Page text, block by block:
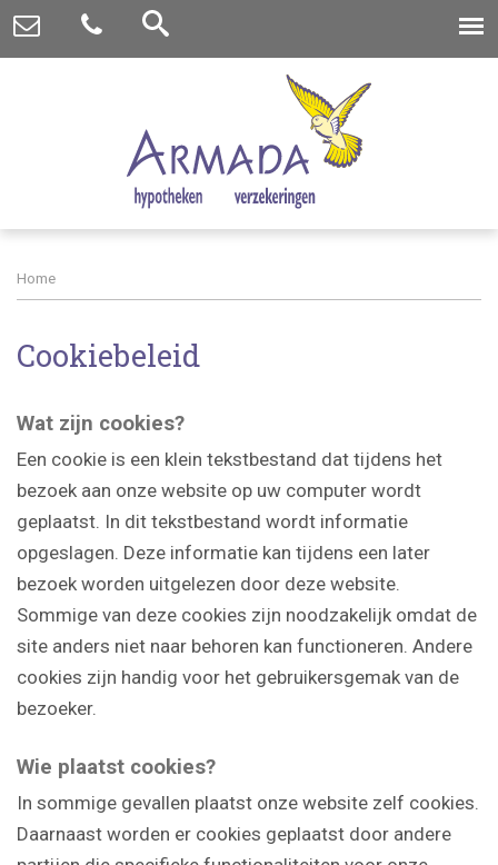
Home
Cookiebeleid
Wat zijn cookies?
Een cookie is een klein tekstbestand dat tijdens het
bezoek aan onze website op uw computer wordt
geplaatst. In dit tekstbestand wordt informatie
opgeslagen. Deze informatie kan tijdens een later
bezoek worden uitgelezen door deze website.
Sommige van deze cookies zijn noodzakelijk omdat de
site anders niet naar behoren kan functioneren. Andere
cookies zijn handig voor het gebruikersgemak van de
bezoeker.
Wie plaatst cookies?
In sommige gevallen plaatst onze website zelf cookies.
Daarnaast worden er cookies geplaatst door andere